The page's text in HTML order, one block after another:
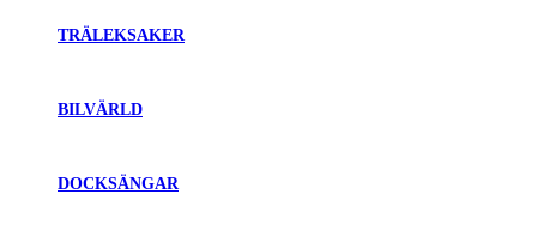
TRÄLEKSAKER
BILVÄRLD
DOCKSÄNGAR